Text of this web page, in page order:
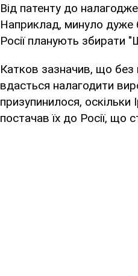
Від патенту до
Наприклад, минуло дуже
Росії планують збирати
Катков зазначив, що без
вдасться налагодити
призупинилося, оскільки
постачав їх до Росії, що